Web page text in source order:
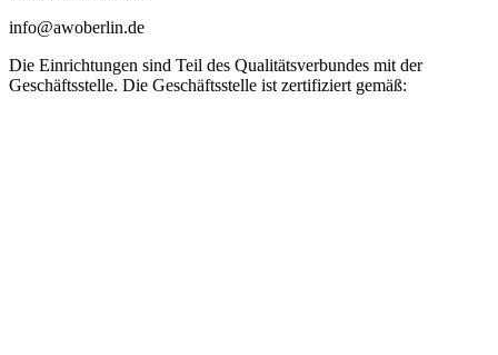
info@awoberlin.de
Die Einrichtungen sind Teil des Qualitätsverbundes mit der
Geschäftsstelle. Die Geschäftsstelle ist zertifiziert gemäß: